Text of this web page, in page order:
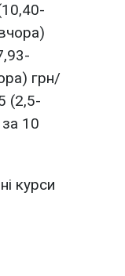
грн/
(2,5-
10
курси